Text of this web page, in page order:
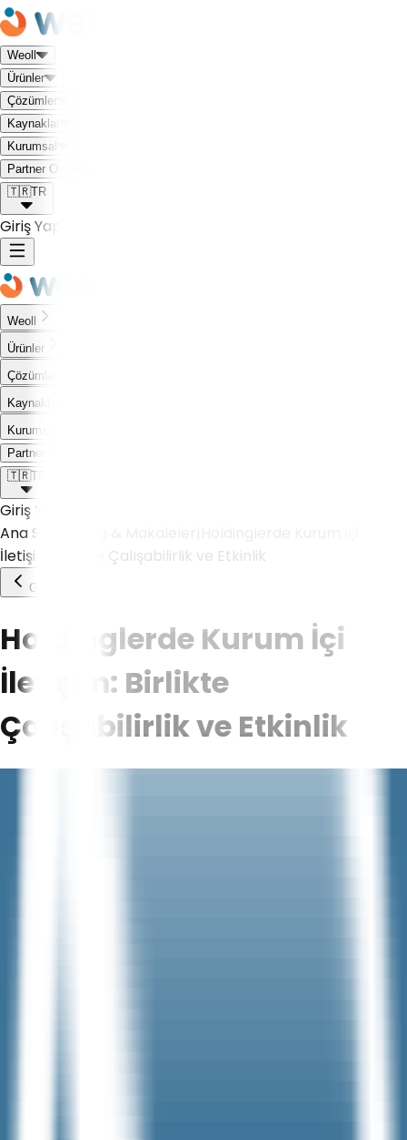
Weoll
Ürünler
Çözümler
Kaynaklar
Kurumsal
Partner Olmak İstiyorum
🇹🇷TR
Giriş Yap
Weoll
Ürünler
Çözümler
Kaynaklar
Kurumsal
Partner Olmak İstiyorum
🇹🇷TR
Giriş Yap
Ana Sayfa
İletişim: Birlikte Çalışabilirlik ve Etkinlik
Geri Dön
Holdinglerde Kurum İçi
İletişim: Birlikte
Çalışabilirlik ve Etkinlik